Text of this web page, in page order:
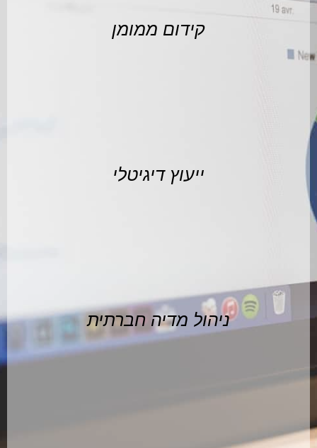
קידום ממומן
ייעוץ דיגיטלי
ניהול מדיה חברתית